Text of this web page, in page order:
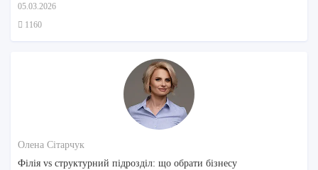
05.03.2026
1160
Олена Сітарчук
Філія vs структурний підрозділ: що обрати бізнесу